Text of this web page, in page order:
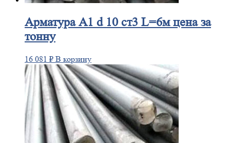
АрматураА1 d 10 ст3 L=6м цена за
тонну
16 081 ₽ В корзину